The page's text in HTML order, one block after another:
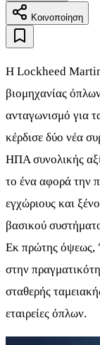
Κοινοποίηση
Η Lockheed
βιομηχανίας
ανταγωνισμό για
κέρδισε δύο νέα
ΗΠΑ συνολικής
το ένα αφορά την
εγχώριους και
βασικού
Εκ πρώτης όψεως,
στην
σταθερής
εταιρείες όπλων.